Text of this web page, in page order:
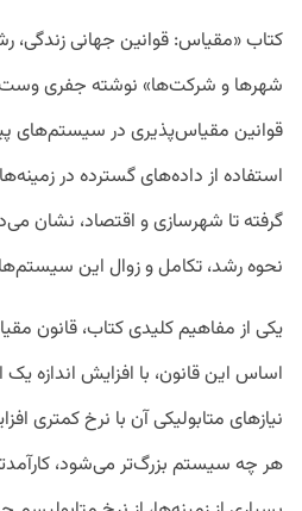
کتاب «مقیاس: قوانین جهانی زندگی،
شهرها و شرکت‌ها» نوشته جفری وست،
قوانین مقیاس‌پذیری در سیستم‌های
استفاده از داده‌های گسترده در
گرفته تا شهرسازی و اقتصاد، نشان
نحوه رشد، تکامل و زوال این
یکی از مفاهیم کلیدی کتاب، قانون
اساس این قانون، با افزایش اندازه
نیازهای متابولیکی آن با نرخ کمتری
هر چه سیستم بزرگ‌تر می‌شود،